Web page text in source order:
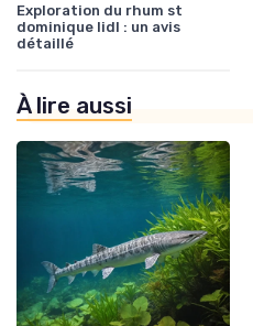
Exploration du rhum st
dominique lidl : un avis
détaillé
À lire aussi